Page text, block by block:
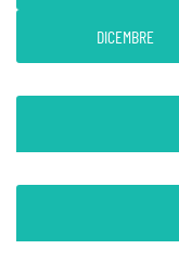
DICEMBRE